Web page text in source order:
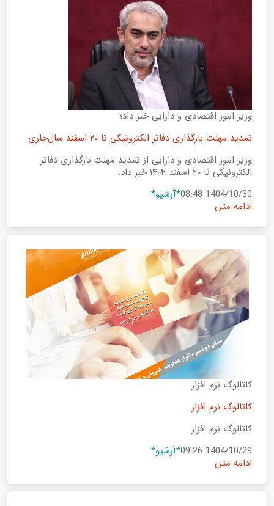
وزیر امور اقتصادی و دارایی خبر داد؛
تمدید مهلت بارگذاری دفاتر الکترونیکی تا ۲۰ اسفند سال‌جاری
وزیر امور اقتصادی و دارایی از تمدید مهلت بارگذاری دفاتر
الکترونیکی تا ۲۰ اسفند ۱۴۰۴ خبر داد.
1404/10/30 08:48
*آرشیو*
ادامه متن
کاتالوگ نرم افزار
کاتالوگ نرم افزار
کاتالوگ نرم افزار
1404/10/29 09:26
*آرشیو*
ادامه متن